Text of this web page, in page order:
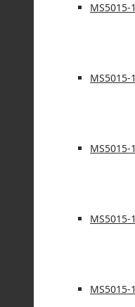
MS5015-
MS5015-
MS5015-
MS5015-
MS5015-